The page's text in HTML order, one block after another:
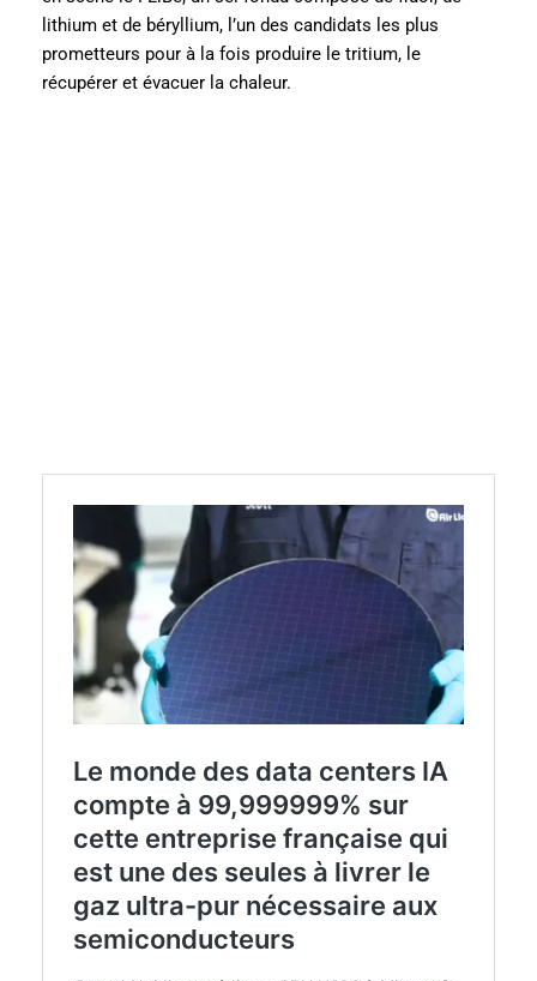
lithium et de béryllium, l’un des candidats les plus
prometteurs pour à la fois produire le tritium, le
récupérer et évacuer la chaleur.